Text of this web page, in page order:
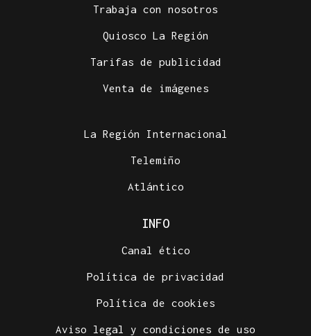
Trabaja con nosotros
Quiosco La Región
Tarifas de publicidad
Venta de imágenes
La Región Internacional
Telemiño
Atlántico
INFO
Canal ético
Política de privacidad
Política de cookies
Aviso legal y condiciones de uso